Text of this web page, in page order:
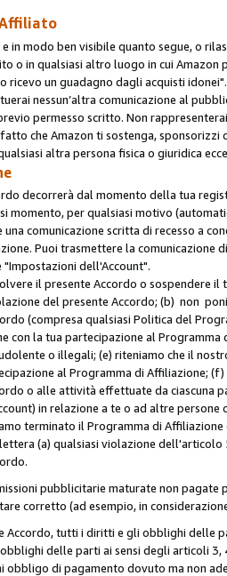
in modo ben visibile quanto segue, o
o in qualsiasi altro luogo in cui
ricevo un guadagno dagli acquisti
nessun’altra comunicazione al
permesso scritto. Non
che Amazon ti sostenga,
altra persona fisica o giuridica
decorrerà dal momento della tua
momento, per qualsiasi motivo
comunicazione scritta di recesso a
Puoi trasmettere la
dell'Account".
il presente Accordo o sospendere
del presente Accordo; (b) non
(compresa qualsiasi Politica del
con la tua partecipazione al
o illegali; (e) riteniamo che il
al Programma di Affiliazione;
o alle attività effettuate da ciascuna
in relazione a te o ad altre
terminato il Programma di
(a) qualsiasi violazione
pubblicitarie maturate non
corretto (ad esempio, in
Accordo, tutti i diritti e gli obblighi delle
delle parti ai sensi degli articoli
obbligo di pagamento dovuto ma non